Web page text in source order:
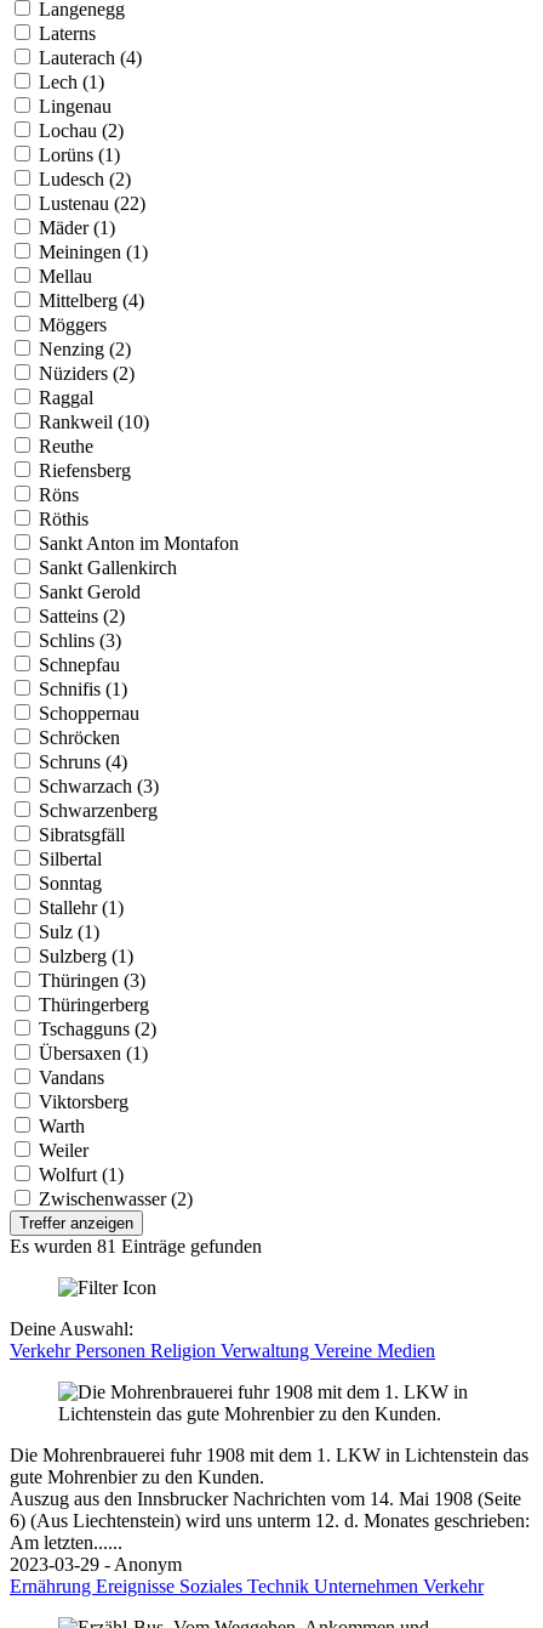
Langenegg
Laterns
Lauterach (4)
Lech (1)
Lingenau
Lochau (2)
Lorüns (1)
Ludesch (2)
Lustenau (22)
Mäder (1)
Meiningen (1)
Mellau
Mittelberg (4)
Möggers
Nenzing (2)
Nüziders (2)
Raggal
Rankweil (10)
Reuthe
Riefensberg
Röns
Röthis
Sankt Anton im Montafon
Sankt Gallenkirch
Sankt Gerold
Satteins (2)
Schlins (3)
Schnepfau
Schnifis (1)
Schoppernau
Schröcken
Schruns (4)
Schwarzach (3)
Schwarzenberg
Sibratsgfäll
Silbertal
Sonntag
Stallehr (1)
Sulz (1)
Sulzberg (1)
Thüringen (3)
Thüringerberg
Tschagguns (2)
Übersaxen (1)
Vandans
Viktorsberg
Warth
Weiler
Wolfurt (1)
Zwischenwasser (2)
Treffer anzeigen
Es wurden 81 Einträge gefunden
Deine Auswahl:
VerkehrPersonen Religion Verwaltung Vereine Medien
Die Mohrenbrauerei fuhr 1908 mit dem 1. LKW in Lichtenstein das
gute Mohrenbier zu den Kunden.
Auszug aus den Innsbrucker Nachrichten vom 14. Mai 1908 (Seite
6) (Aus Liechtenstein) wird uns unterm 12. d. Monates geschrieben:
Am letzten......
2023-03-29 - Anonym
Ernährung Ereignisse Soziales Technik Unternehmen Verkehr